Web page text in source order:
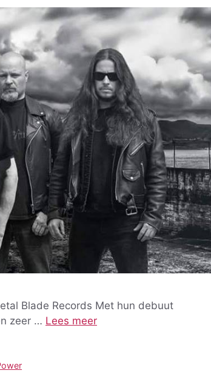
Blade Records Met hun debuut
zeer … Lees meer